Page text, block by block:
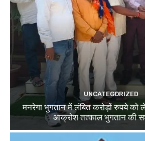
UNCATEGORIZED
मनरेगा भुगतान में लंबित करोड़ों रुपये को
आक्रोश तत्काल भुगतान की